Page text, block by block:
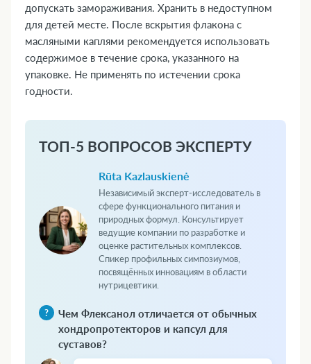
допускать замораживания. Хранить в недоступном
для детей месте. После вскрытия флакона с
масляными каплями рекомендуется использовать
содержимое в течение срока, указанного на
упаковке. Не применять по истечении срока
годности.
ТОП-5 ВОПРОСОВ ЭКСПЕРТУ
Rūta Kazlauskienė
Независимый эксперт-исследователь в
сфере функционального питания и
природных формул. Консультирует
ведущие компании по разработке и
оценке растительных комплексов.
Спикер профильных симпозиумов,
посвящённых инновациям в области
нутрицевтики.
Чем Флексанол отличается от обычных
хондропротекторов и капсул для
суставов?